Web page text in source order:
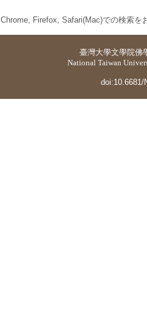
Chrome, Firefox, Safari(Mac)での検索を
臺灣大學文學院佛
National Taiwan
doi:10.6681/